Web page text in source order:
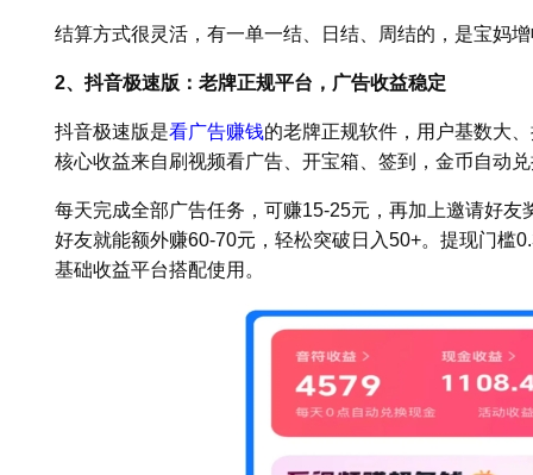
结算方式很灵活，有一单一结、日结、周结的，是宝妈
2、抖音极速版：老牌正规平台，广告收益稳定
抖音极速版是看广告赚钱的老牌正规软件，用户基数大
核心收益来自刷视频看广告、开宝箱、签到，金币自动
每天完成全部广告任务，可赚15-25元，再加上邀请好
好友就能额外赚60-70元，轻松突破日入50+。提现门槛
基础收益平台搭配使用。